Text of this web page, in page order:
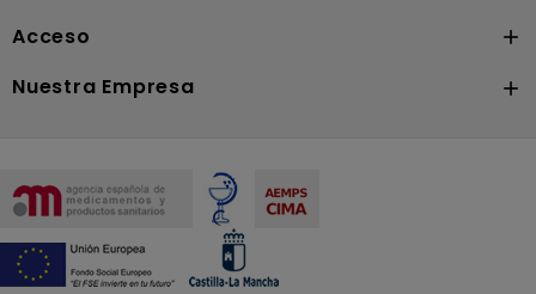
Acceso 
Nuestra Empresa 